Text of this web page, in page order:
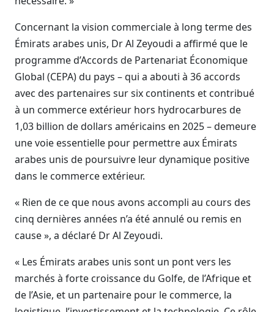
Concernant la vision commerciale à long terme des
Émirats arabes unis, Dr Al Zeyoudi a affirmé que le
programme d’Accords de Partenariat Économique
Global (CEPA) du pays – qui a abouti à 36 accords
avec des partenaires sur six continents et contribué
à un commerce extérieur hors hydrocarbures de
1,03 billion de dollars américains en 2025 – demeure
une voie essentielle pour permettre aux Émirats
arabes unis de poursuivre leur dynamique positive
dans le commerce extérieur.
« Rien de ce que nous avons accompli au cours des
cinq dernières années n’a été annulé ou remis en
cause », a déclaré Dr Al Zeyoudi.
« Les Émirats arabes unis sont un pont vers les
marchés à forte croissance du Golfe, de l’Afrique et
de l’Asie, et un partenaire pour le commerce, la